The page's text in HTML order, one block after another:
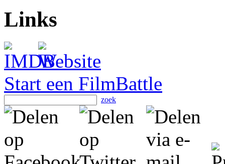
Links
Start een FilmBattle
zoek